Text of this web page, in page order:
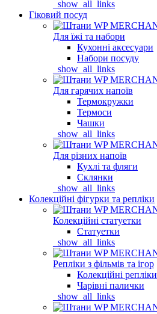
_show_all_links
Гіковий посуд
Для їжі та набори
Кухонні аксесуари
Набори посуду
_show_all_links
Для гарячих напоїв
Термокружки
Термоси
Чашки
_show_all_links
Для різних напоїв
Кухлі та фляги
Склянки
_show_all_links
Колекційні фігурки та репліки
Колекційні статуетки
Статуетки
_show_all_links
Репліки з фільмів та ігор
Колекційні репліки
Чарівні палички
_show_all_links